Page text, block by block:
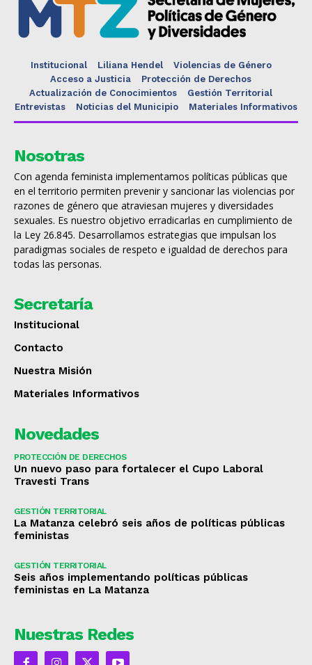
Institucional Liliana Hendel
Violencias de Género
Acceso a Justicia
Protección de Derechos
Actualización de Conocimientos
Gestión Territorial
Entrevistas
Noticias del Municipio Materiales Informativos
Nosotras
Con agenda feminista implementamos políticas públicas que
en el territorio permiten prevenir y sancionar las violencias por
razones de género que atraviesan mujeres y diversidades
sexuales. Es nuestro objetivo erradicarlas en cumplimiento de
la Ley 26.845. Desarrollamos estrategias que impulsan los
paradigmas sociales de respeto e igualdad de derechos para
todas las personas.
Secretaría
Institucional
Contacto
Nuestra Misión
Materiales Informativos
Novedades
PROTECCIÓN DE DERECHOS
Un nuevo paso para fortalecer el Cupo Laboral
Travesti Trans
GESTIÓN TERRITORIAL
La Matanza celebró seis años de políticas públicas
feministas
GESTIÓN TERRITORIAL
Seis años implementando políticas públicas
feministas en La Matanza
Nuestras Redes